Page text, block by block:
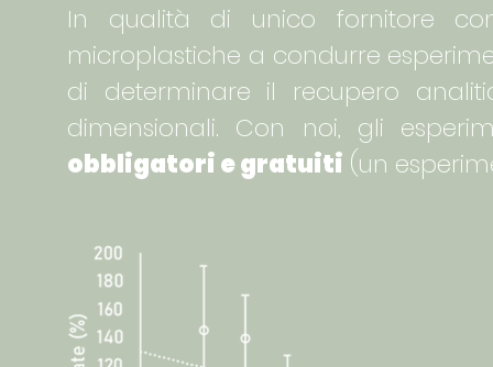
In qualità di unico fornitore
microplastiche a condurre
di determinare il recupero
dimensionali. Con noi, gli
obbligatori e gratuiti (un